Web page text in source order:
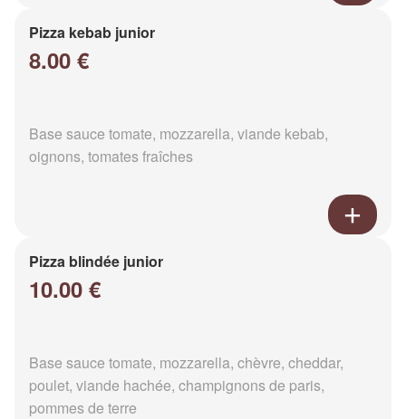
Pizza kebab junior
8.00 €
Base sauce tomate, mozzarella, viande kebab,
oignons, tomates fraîches
Pizza blindée junior
10.00 €
Base sauce tomate, mozzarella, chèvre, cheddar,
poulet, viande hachée, champignons de paris,
pommes de terre